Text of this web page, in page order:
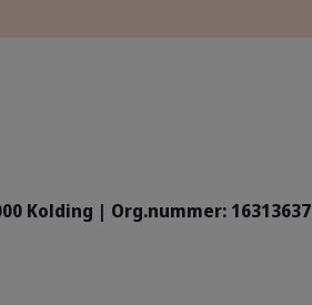
Kolding | Org.nummer: 16313637